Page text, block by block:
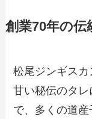
創業70年の
松尾ジンギス
甘い秘伝のタ
で、多くの道